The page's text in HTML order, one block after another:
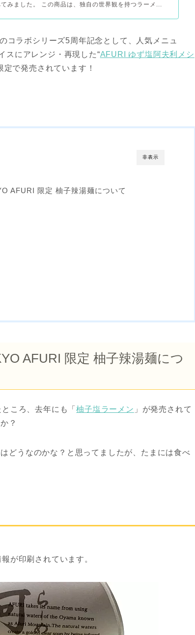
みました。 この商品は、独自の世界観を持つラーメ...
コラボシリーズ5周年記念として、人気メニュ
スにアレンジ・再現した“AFURI ゆず塩阿夫利メシ
で発売されています！
非表示
AFURI 限定 柚子辣湯麺について
AFURI 限定 柚子辣湯麺につ
ころ、去年にも「柚子塩ラーメン 」が発売されて
？
どうなのかな？と思ってましたが、たまには食べ
が印刷されています。